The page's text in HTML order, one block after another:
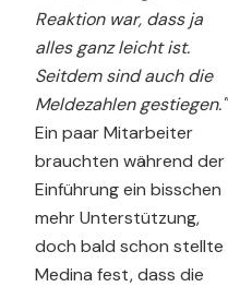
Reaktion war, dass ja
alles ganz leicht ist.
Seitdem sind auch die
Meldezahlen gestiegen."
Ein paar Mitarbeiter
brauchten während der
Einführung ein bisschen
mehr Unterstützung,
doch bald schon stellte
Medina fest, dass die